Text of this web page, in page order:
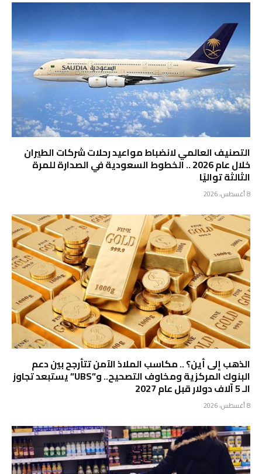
التصنيف العالمي لانضباط مواعيد رحلات شركات الطيران
خلال عام 2026 .. الخطوط السعودية في الصدارة للمرة
الثالثة تواليًا
8 أغسطس، 2026
الذهب إلى أين؟ .. مكاسب الملاذ الآمن تتأرجح بين دعم
البنوك المركزية ومخاوف التصحيح.. و”UBS” يستبعد تجاوز
الـ 5 آلاف دولار قبل عام 2027
8 أغسطس، 2026